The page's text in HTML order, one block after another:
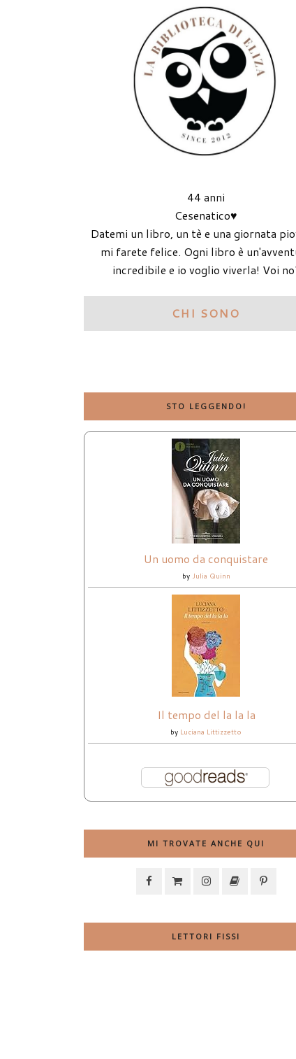
44 anni
Cesenatico♥
Datemi un libro, un tè e una giornata
mi farete felice. Ogni libro è
incredibile e io voglio viverla! Voi
CHI SONO
STO LEGGENDO!
Un uomo da conquistare
by Julia Quinn
Il tempo del la la la
by Luciana Littizzetto
MI TROVATE ANCHE QUI
LETTORI FISSI